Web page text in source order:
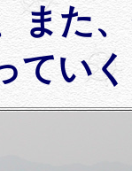
また
てい